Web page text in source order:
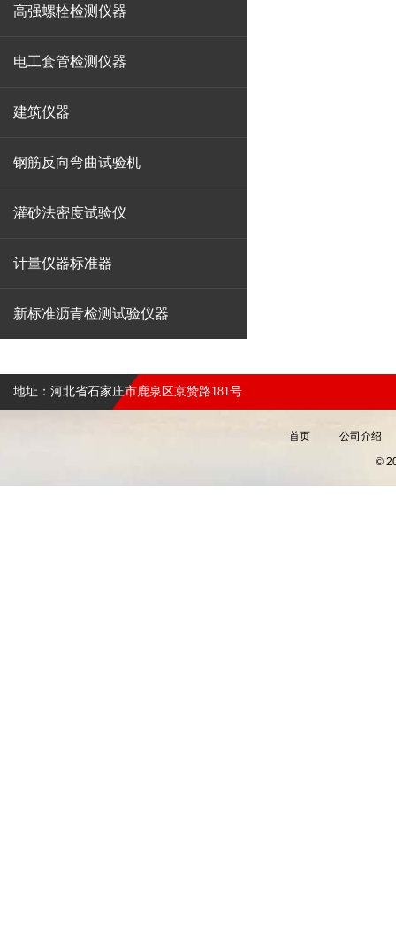
高强螺栓检测仪器
电工套管检测仪器
建筑仪器
钢筋反向弯曲试验机
灌砂法密度试验仪
计量仪器标准器
新标准沥青检测试验仪器
地址：河北省石家庄市鹿泉区京赞路181号
首页 公司介绍
©